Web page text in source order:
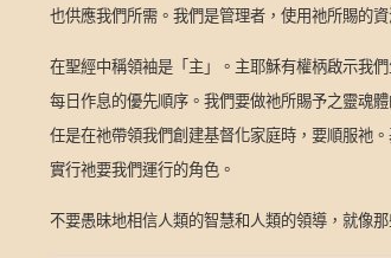
也供應我們所需。我們是管理者，使用祂所賜的
在聖經中稱領袖是「主」。主耶穌有權柄啟示我
每日作息的優先順序。我們要做祂所賜予之靈魂
任是在祂帶領我們創建基督化家庭時，要順服祂
實行祂要我們運行的角色。
不要愚昧地相信人類的智慧和人類的領導，就像